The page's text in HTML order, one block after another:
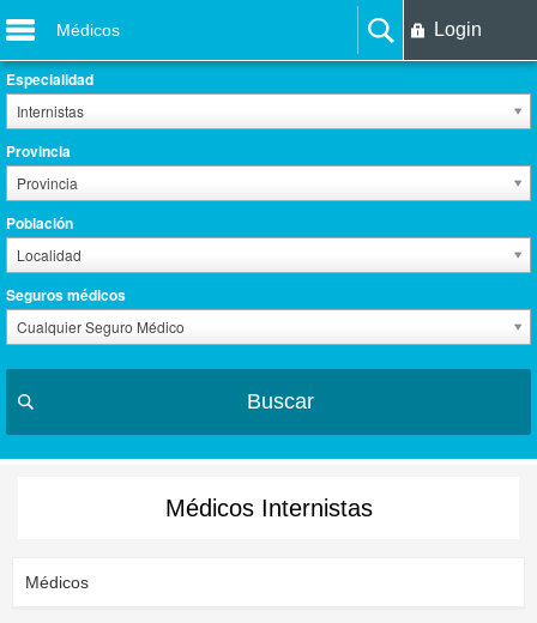
Médicos Login
Especialidad
Internistas
Provincia
Provincia
Población
Localidad
Seguros médicos
Cualquier Seguro Médico
Buscar
Médicos Internistas
Médicos